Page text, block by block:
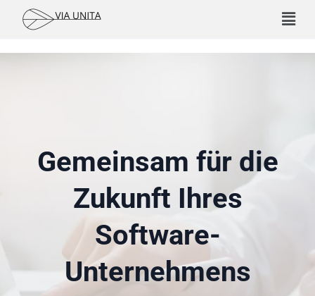
Gemeinsam für die
Zukunft Ihres
Software-
Unternehmens